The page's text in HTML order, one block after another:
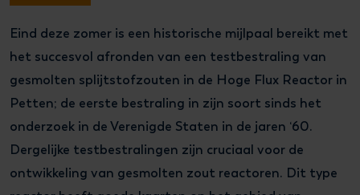
Eind deze zomer is een historische mijlpaal bereikt met
het succesvol afronden van een testbestraling van
gesmolten splijtstofzouten in de Hoge Flux Reactor in
Petten; de eerste bestraling in zijn soort sinds het
onderzoek in de Verenigde Staten in de jaren ‘60.
Dergelijke testbestralingen zijn cruciaal voor de
ontwikkeling van gesmolten zout reactoren. Dit type